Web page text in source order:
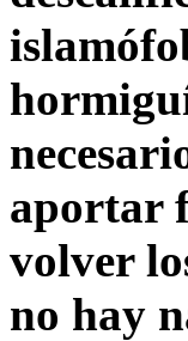
aportar
volver
no hay